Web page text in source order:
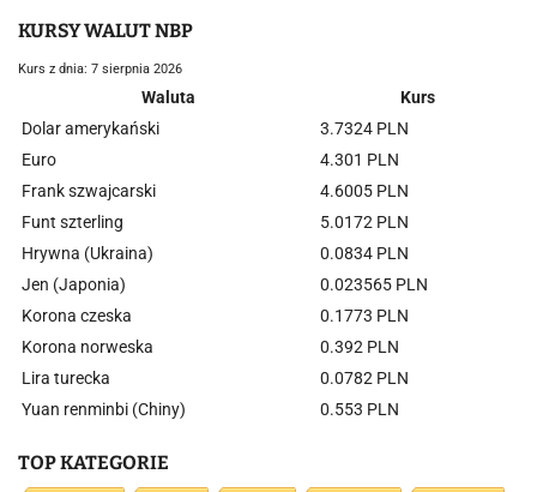
KURSY WALUT NBP
Kurs z dnia: 7 sierpnia 2026
Waluta
Kurs
Dolar amerykański
3.7324 PLN
Euro
4.301 PLN
Frank szwajcarski
4.6005 PLN
Funt szterling
5.0172 PLN
Hrywna (Ukraina)
0.0834 PLN
Jen (Japonia)
0.023565 PLN
Korona czeska
0.1773 PLN
Korona norweska
0.392 PLN
Lira turecka
0.0782 PLN
Yuan renminbi (Chiny)
0.553 PLN
TOP KATEGORIE